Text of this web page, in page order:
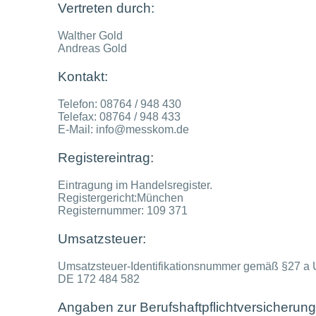
Vertreten durch:
Walther Gold
Andreas Gold
Kontakt:
Telefon: 08764 / 948 430
Telefax: 08764 / 948 433
E-Mail: info@messkom.de
Registereintrag:
Eintragung im Handelsregister.
Registergericht:München
Registernummer: 109 371
Umsatzsteuer:
Umsatzsteuer-Identifikationsnummer gemäß §27 a
DE 172 484 582
Angaben zur Berufshaftpflichtversicherung